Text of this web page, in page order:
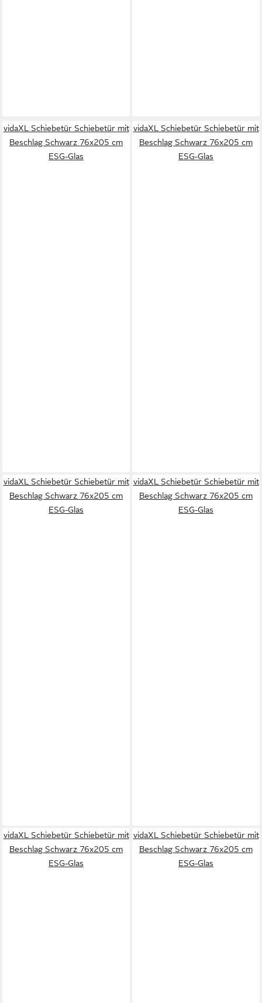
vidaXL Schiebetür Schiebetür mit
Beschlag Schwarz 76x205 cm
ESG-Glas
vidaXL Schiebetür Schiebetür mit
Beschlag Schwarz 76x205 cm
ESG-Glas
vidaXL Schiebetür Schiebetür mit
Beschlag Schwarz 76x205 cm
ESG-Glas
vidaXL Schiebetür Schiebetür mit
Beschlag Schwarz 76x205 cm
ESG-Glas
vidaXL Schiebetür Schiebetür mit
Beschlag Schwarz 76x205 cm
ESG-Glas
vidaXL Schiebetür Schiebetür mit
Beschlag Schwarz 76x205 cm
ESG-Glas